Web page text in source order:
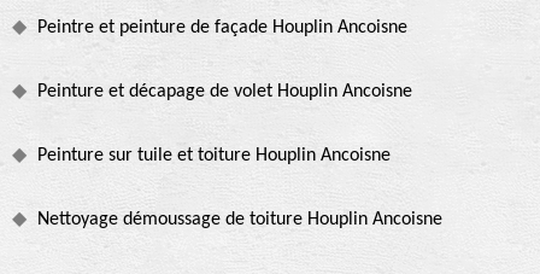
Peintre et peinture de façade Houplin Ancoisne
Peinture et décapage de volet Houplin Ancoisne
Peinture sur tuile et toiture Houplin Ancoisne
Nettoyage démoussage de toiture Houplin Ancoisne